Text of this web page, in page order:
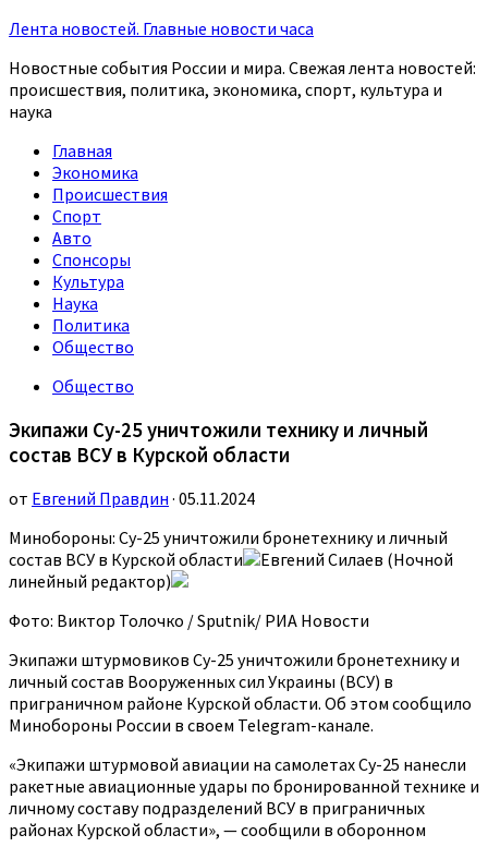
Лента новостей. Главные новости часа
Новостные события России и мира. Свежая лента новостей:
происшествия, политика, экономика, спорт, культура и
наука
Главная
Экономика
Происшествия
Спорт
Авто
Спонсоры
Культура
Наука
Политика
Общество
Общество
Экипажи Су-25 уничтожили технику и личный
состав ВСУ в Курской области
от Евгений Правдин · 05.11.2024
Минобороны: Су-25 уничтожили бронетехнику и личный
состав ВСУ в Курской области
Евгений Силаев (Ночной
линейный редактор)
Фото: Виктор Толочко / Sputnik/ РИА Новости
Экипажи штурмовиков Су-25 уничтожили бронетехнику и
личный состав Вооруженных сил Украины (ВСУ) в
приграничном районе Курской области. Об этом сообщило
Минобороны России в своем Telegram-канале.
«Экипажи штурмовой авиации на самолетах Су-25 нанесли
ракетные авиационные удары по бронированной технике и
личному составу подразделений ВСУ в приграничных
районах Курской области», — сообщили в оборонном